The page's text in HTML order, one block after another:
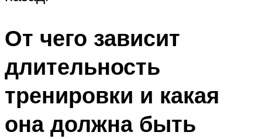
От чего зависит
длительность
тренировки и какая
она должна быть